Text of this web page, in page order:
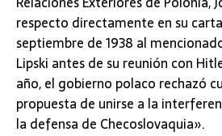
respecto directamente en su
septiembre de 1938 al
Lipski antes de su reunión con
año, el gobierno polaco rechazó
propuesta de unirse a la
la defensa de Checoslovaquia».